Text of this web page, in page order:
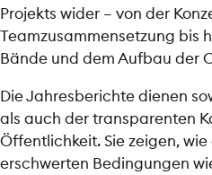
Projekts wider – von der
Teamzusammensetzung bis
Bände und dem Aufbau der
Die Jahresberichte dienen
als auch der transparenten
Öffentlichkeit. Sie zeigen,
erschwerten Bedingungen